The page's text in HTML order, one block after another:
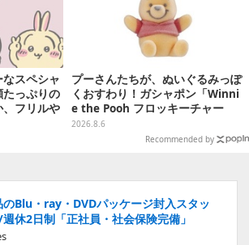
なスペシャ
っぷりの
フリルや
などが発
プーさんたちが、ぬいぐるみっぽ
くおすわり！ガシャポン「Winni
e the Pooh フロッキーチャー
ム」ふわふわでどれも可愛い全4
2026.8.6
Recommended by
Blu・ray・DVDパッケージ封入スタッ
休2日制「正社員・社会保険完備」